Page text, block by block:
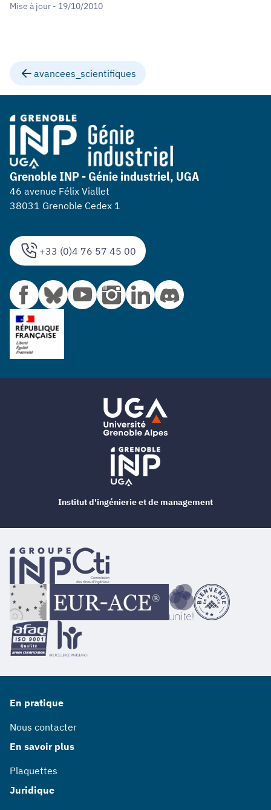
Mise à jour - 19/10/2010
avancees_scientifiques
+33 (0)4 76 57 45 00
Grenoble INP - Génie industriel, UGA
46 avenue Félix Viallet
38031 Grenoble Cedex 1
En pratique
Nous contacter
En savoir plus
Plaquettes
Juridique
Institut d'ingénierie et de management